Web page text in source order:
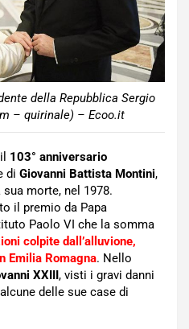
della Repubblica Sergio
– quirinale) – Ecoo.it
103° anniversario
di Giovanni Battista Montini,
morte, nel 1978.
il premio da Papa
Paolo VI che la somma
colpite dall’alluvione,
Emilia Romagna. Nello
XXIII, visti i gravi danni
delle sue case di